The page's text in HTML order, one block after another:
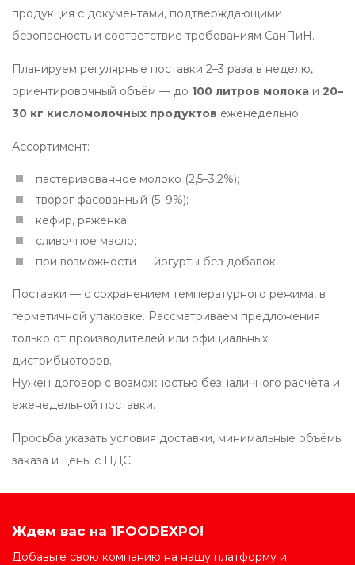
продукция с документами, подтверждающими
безопасность и соответствие требованиям СанПиН.
Планируем регулярные поставки 2–3 раза в неделю,
ориентировочный объём — до 100 литров молока и 20–
30 кг кисломолочных продуктов еженедельно.
Ассортимент:
пастеризованное молоко (2,5–3,2%);
творог фасованный (5–9%);
кефир, ряженка;
сливочное масло;
при возможности — йогурты без добавок.
Поставки — с сохранением температурного режима, в
герметичной упаковке. Рассматриваем предложения
только от производителей или официальных
дистрибьюторов.
Нужен договор с возможностью безналичного расчёта и
еженедельной поставки.
Просьба указать условия доставки, минимальные объёмы
заказа и цены с НДС.
Ждем вас на 1FOODEXPO!
Добавьте свою компанию на нашу платформу и